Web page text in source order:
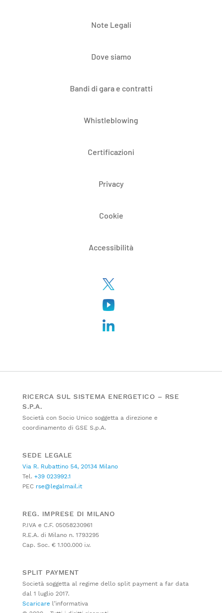
Note Legali
Dove siamo
Bandi di gara e contratti
Whistleblowing
Certificazioni
Privacy
Cookie
Accessibilità
RICERCA SUL SISTEMA ENERGETICO – RSE
S.P.A.
Società con Socio Unico soggetta a direzione e
coordinamento di GSE S.p.A.
SEDE LEGALE
Via R. Rubattino 54, 20134 Milano
Tel. +39 023992.1
PEC rse@legalmail.it
REG. IMPRESE DI MILANO
P.IVA e C.F. 05058230961
R.E.A. di Milano n. 1793295
Cap. Soc. € 1.100.000 i.v.
SPLIT PAYMENT
Società soggetta al regime dello split payment a far data
dal 1 luglio 2017.
Scaricare l’informativa